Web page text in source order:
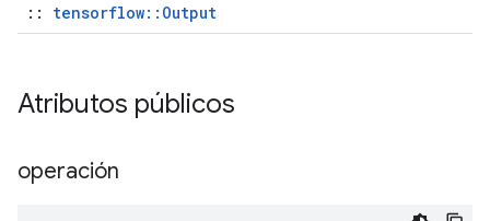
:: tensorflow::Output
Atributos públicos
operación